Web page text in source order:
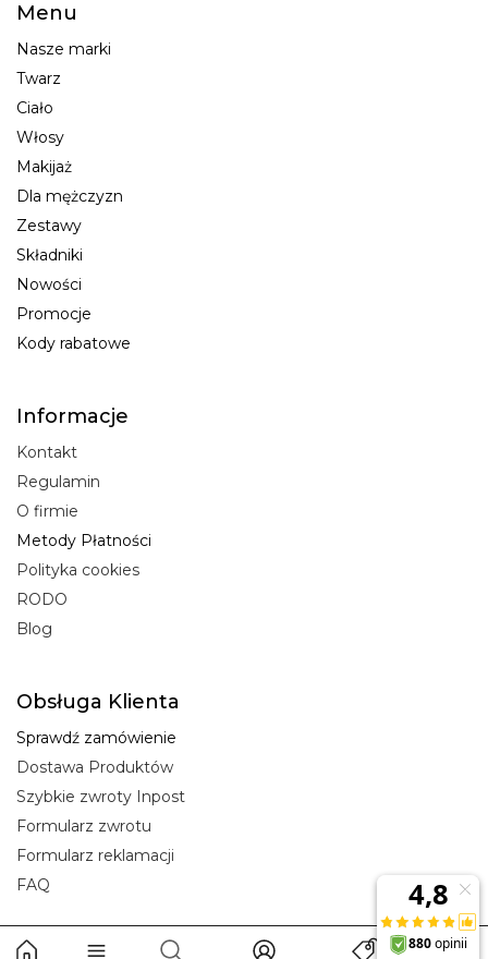
Menu
Nasze marki
Twarz
Ciało
Włosy
Makijaż
Dla mężczyzn
Zestawy
Składniki
Nowości
Promocje
Kody rabatowe
Informacje
Kontakt
Regulamin
O firmie
Metody Płatności
Polityka cookies
RODO
Blog
Obsługa Klienta
Sprawdź zamówienie
Dostawa Produktów
Szybkie zwroty Inpost
Formularz zwrotu
Formularz reklamacji
FAQ